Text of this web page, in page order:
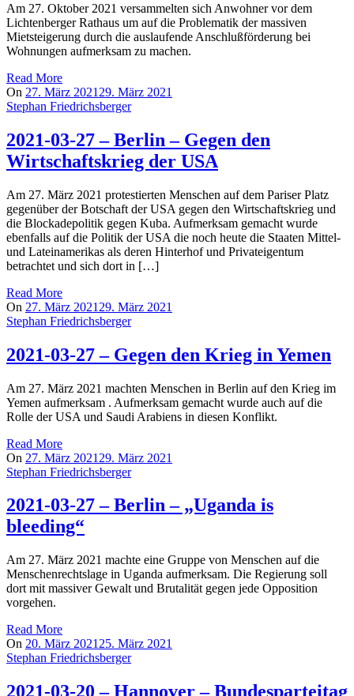
Am 27. Oktober 2021 versammelten sich Anwohner vor dem
Lichtenberger Rathaus um auf die Problematik der massiven
Mietsteigerung durch die auslaufende Anschlußförderung bei
Wohnungen aufmerksam zu machen.
Read More
On 27. März 2021 29. März 2021
Stephan Friedrichsberger
2021-03-27 – Berlin – Gegen den
Wirtschaftskrieg der USA
Am 27. März 2021 protestierten Menschen auf dem Pariser Platz
gegenüber der Botschaft der USA gegen den Wirtschaftskrieg und
die Blockadepolitik gegen Kuba. Aufmerksam gemacht wurde
ebenfalls auf die Politik der USA die noch heute die Staaten Mittel-
und Lateinamerikas als deren Hinterhof und Privateigentum
betrachtet und sich dort in […]
Read More
On 27. März 2021 29. März 2021
Stephan Friedrichsberger
2021-03-27 – Gegen den Krieg in Yemen
Am 27. März 2021 machten Menschen in Berlin auf den Krieg im
Yemen aufmerksam . Aufmerksam gemacht wurde auch auf die
Rolle der USA und Saudi Arabiens in diesen Konflikt.
Read More
On 27. März 2021 29. März 2021
Stephan Friedrichsberger
2021-03-27 – Berlin – „Uganda is
bleeding“
Am 27. März 2021 machte eine Gruppe von Menschen auf die
Menschenrechtslage in Uganda aufmerksam. Die Regierung soll
dort mit massiver Gewalt und Brutalität gegen jede Opposition
vorgehen.
Read More
On 20. März 2021 25. März 2021
Stephan Friedrichsberger
2021-03-20 – Hannover – Bundesparteitag